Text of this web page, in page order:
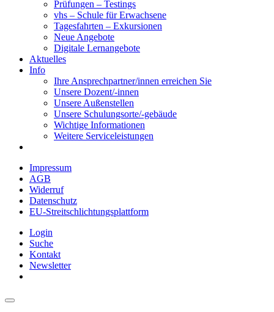
Prüfungen – Testings
vhs – Schule für Erwachsene
Tagesfahrten – Exkursionen
Neue Angebote
Digitale Lernangebote
Aktuelles
Info
Ihre Ansprechpartner/innen erreichen Sie
Unsere Dozent/-innen
Unsere Außenstellen
Unsere Schulungsorte/-gebäude
Wichtige Informationen
Weitere Serviceleistungen
Impressum
AGB
Widerruf
Datenschutz
EU-Streitschlichtungsplattform
Login
Suche
Kontakt
Newsletter